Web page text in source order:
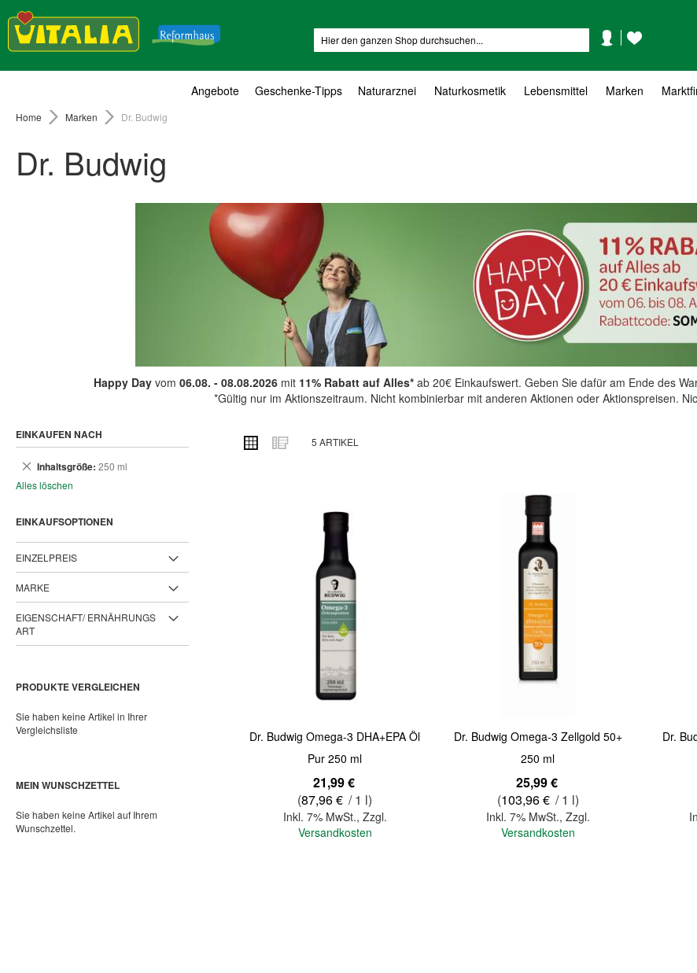
KontoWunschzettel
Angebote Geschenke-Tipps Naturarznei Naturkosmetik Lebensmittel Marken
Home Marken Dr. Budwig
Dr. Budwig
Happy Dayvom 06.08. - 08.08.2026mit 11% Rabatt auf Alles*ab 20€ Einkaufswert. Geben Sie dafür am Ende des
*Gültig nur im Aktionszeitraum. Nicht kombinierbar mit anderen Aktionen oder Aktionspreisen.
ANSICHT
ALS
Raster Liste
5 ARTIKEL
Dr. Budwig Omega-3 DHA+EPA Öl
Pur 250 ml
21,99 €
(87,96 € / 1 l)
Inkl. 7% MwSt., Zzgl.
Versandkosten
Dr. Budwig Omega-3 Zellgold 50+
250 ml
25,99 €
(103,96 € / 1 l)
Inkl. 7% MwSt., Zzgl.
Versandkosten
Dr.
EINKAUFEN NACH
Inhaltsgröße 250 ml
Dies
Alles löschen
EINKAUFSOPTIONEN
EINZELPREIS
MARKE
EIGENSCHAFT/ ERNÄHRUNGS
ART
PRODUKTE VERGLEICHEN
Sie haben keine Artikel in Ihrer
Vergleichsliste
MEIN WUNSCHZETTEL
Sie haben keine Artikel auf Ihrem
Wunschzettel.